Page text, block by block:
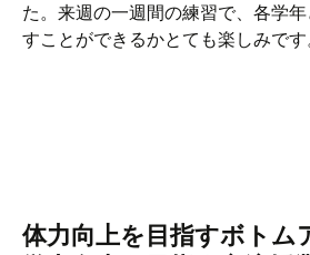
た。来週の一週間の練習で、各学
すことができるかとても楽しみです
体力向上を目指すボトム